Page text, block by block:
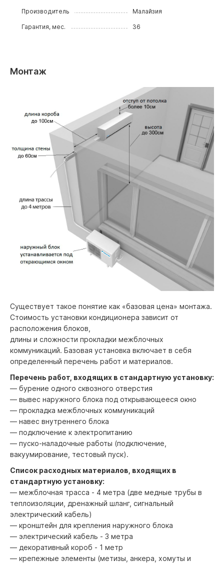
Производитель Малайзия
Гарантия, мес. 36
Монтаж
Существует такое понятие как «базовая цена» монтажа.
Стоимость установки кондиционера зависит от
расположения блоков,
длины и сложности прокладки межблочных
коммуникаций. Базовая установка включает в себя
определенный перечень работ и материалов.
Перечень работ, входящих в стандартную установку:
— бурение одного сквозного отверстия
— вывес наружного блока под открывающееся окно
— прокладка межблочных коммуникаций
— навес внутреннего блока
— подключение к электропитанию
— пуско-наладочные работы (подключение,
вакуумирование, тестовый пуск).
Список расходных материалов, входящих в
стандартную установку:
— межблочная трасса - 4 метра (две медные трубы в
теплоизоляции, дренажный шланг, сигнальный
электрический кабель)
— кронштейн для крепления наружного блока
— электрический кабель - 3 метра
— декоративный короб - 1 метр
— крепежные элементы (метизы, анкера, хомуты и